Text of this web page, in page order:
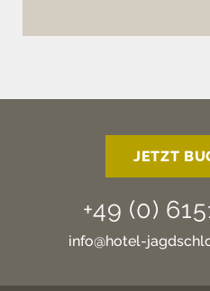
JETZT
+49 (0)
info@hotel-